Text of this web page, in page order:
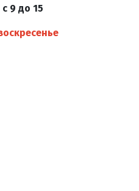
9 до 15